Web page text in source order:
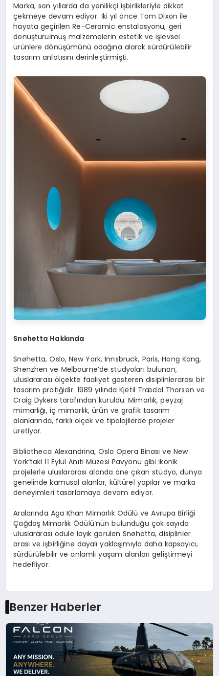
Marka, son yıllarda da yenilikçi işbirlikleriyle dikkat
çekmeye devam ediyor. İki yıl önce Tom Dixon ile
hayata geçirilen Re-Ceramic enstalasyonu, geri
dönüştürülmüş malzemelerin estetik ve işlevsel
ürünlere dönüşümünü odağına alarak sürdürülebilir
tasarım anlatısını derinleştirmişti.
Snøhetta Hakkında
Snøhetta, Oslo, New York, Innsbruck, Paris, Hong Kong,
Shenzhen ve Melbourne’de stüdyoları bulunan,
uluslararası ölçekte faaliyet gösteren disiplinlerarası bir
tasarım pratiğidir. 1989 yılında Kjetil Trædal Thorsen ve
Craig Dykers tarafından kuruldu. Mimarlık, peyzaj
mimarlığı, iç mimarlık, ürün ve grafik tasarım
alanlarında, farklı ölçek ve tipolojilerde projeler
üretiyor.
Bibliotheca Alexandrina, Oslo Opera Binası ve New
York’taki 11 Eylül Anıtı Müzesi Pavyonu gibi ikonik
projelerle uluslararası alanda öne çıkan stüdyo, dünya
genelinde kamusal alanlar, kültürel yapılar ve marka
deneyimleri tasarlamaya devam ediyor.
Aralarında Aga Khan Mimarlık Ödülü ve Avrupa Birliği
Çağdaş Mimarlık Ödülü’nün bulunduğu çok sayıda
uluslararası ödüle layık görülen Snøhetta, disiplinler
arası ve işbirliğine dayalı yaklaşımıyla daha kapsayıcı,
sürdürülebilir ve anlamlı yaşam alanları geliştirmeyi
hedefliyor.
Benzer Haberler